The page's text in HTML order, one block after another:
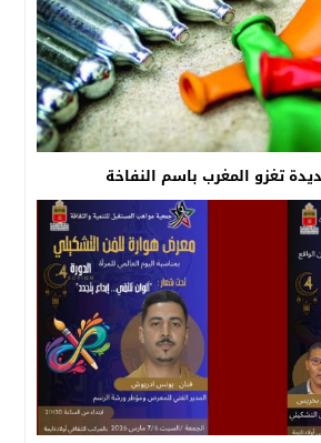
تغزو المغرب باسم النفاخة